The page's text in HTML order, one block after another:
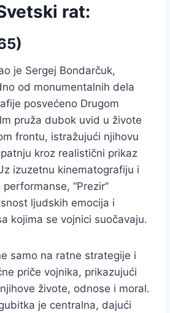
rat:
je Sergej Bondarčuk,
od monumentalnih dela
posvećeno Drugom
pruža dubok uvid u živote
frontu, istražujući njihovu
kroz realistični prikaz
izuzetnu kinematografiju i
“Prezir”
ljudskih emocija i
kojima se vojnici suočavaju.
samo na ratne strategije i
priče vojnika, prikazujući
živote, odnose i moral.
je centralna, dajući